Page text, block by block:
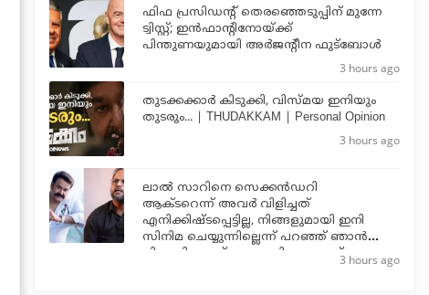
ഫിഫ പ്രസിഡന്റ് തെരഞ്ഞെടുപ്പിന് മുന്നേ
ട്വിസ്റ്റ്; ഇന്‍ഫാന്റിനോയ്ക്ക്
പിന്തുണയുമായി അര്‍ജന്റീന ഫുട്‌ബോള്‍
3 hours ago
തുടക്കക്കാര്‍ കിടുക്കി, വിസ്മയ ഇനിയും
തുടരും... | THUDAKKAM | Personal Opinion
3 hours ago
ലാല്‍ സാറിനെ സെക്കന്‍ഡറി
ആക്ടറെന്ന് അവര്‍ വിളിച്ചത്
എനിക്കിഷ്ടപ്പെട്ടില്ല, നിങ്ങളുമായി ഇനി
സിനിമ ചെയ്യുന്നില്ലെന്ന് പറഞ്ഞ് ഞാന്‍
പിന്മാറി: ജൂഡ് ആന്തണി ജോസഫ്3 hours ago